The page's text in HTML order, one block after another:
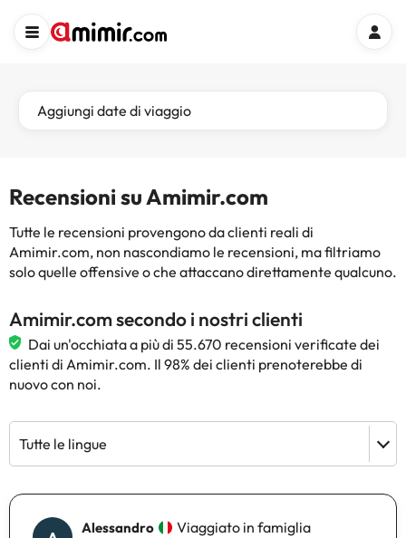
Aggiungi date di viaggio
Recensioni su Amimir.com
Tutte le recensioni provengono da clienti reali di
Amimir.com, non nascondiamo le recensioni, ma filtriamo
solo quelle offensive o che attaccano direttamente qualcuno.
Amimir.com secondo i nostri clienti
Dai un'occhiata a più di 55.670 recensioni verificate dei
clienti di Amimir.com. Il 98% dei clienti prenoterebbe di
nuovo con noi.